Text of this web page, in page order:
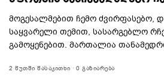
მოგესალმებით ჩემო ძვირფასებო,
საყვარელი თემით, სასარგებლო
გამოყენებით. მართალია
2 ᲬᲣᲗᲨᲘ ᲬᲐᲡᲐᲙᲘᲗᲮᲘ 0 ᲒᲐᲖᲘᲐᲠᲔᲑᲐ